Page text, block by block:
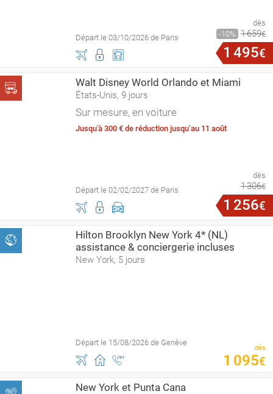
Départ le 03/10/2026 de Paris
dès
10
1659€
1 495€
Walt Disney World Orlando et Miami
États-Unis, 9 jours
Sur mesure, en voiture
Jusqu'à 300 € de réduction jusqu’au 11 août
Départ le 02/02/2027 de Paris
dès
1306€
1 256€
Hilton Brooklyn New York 4* (NL)
assistance & conciergerie incluses
New York, 5 jours
Départ le 15/08/2026 de Genève
dès
1 095€
New York et Punta Cana